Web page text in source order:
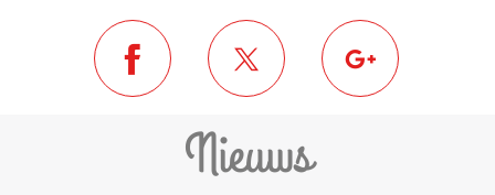
Nieuws